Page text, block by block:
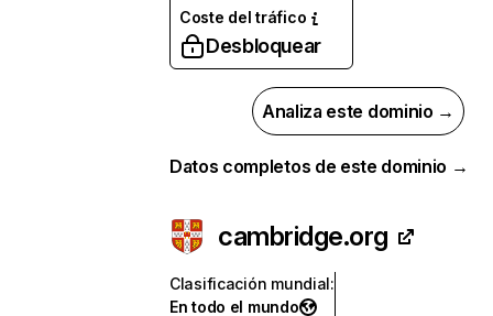
Coste del tráfico
Desbloquear
Analiza este dominio →
Datos completos de este dominio →
cambridge.org
Clasificación mundial:
En todo el mundo